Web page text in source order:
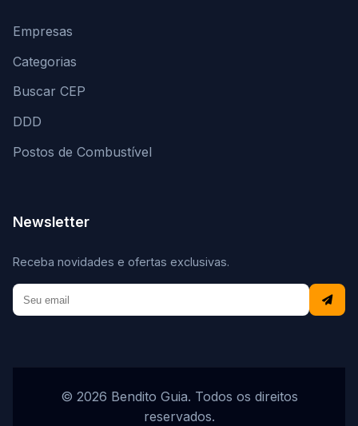
Empresas
Categorias
Buscar CEP
DDD
Postos de Combustível
Newsletter
Receba novidades e ofertas exclusivas.
© 2026 Bendito Guia. Todos os direitos
reservados.